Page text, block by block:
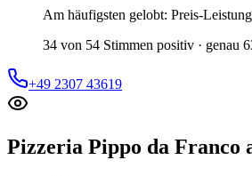
Am häufigsten gelobt: Preis-Leistung
34 von 54 Stimmen positiv · genau
+49 2307 43619
Pizzeria Pippo da Franco